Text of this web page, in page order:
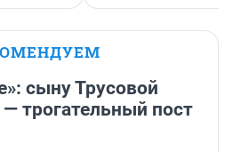
сыну Трусовой
трогательный пост